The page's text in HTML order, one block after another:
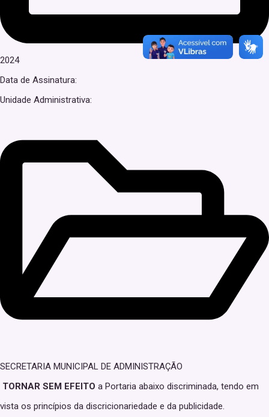
2024
Data de Assinatura:
Unidade Administrativa:
SECRETARIA MUNICIPAL DE ADMINISTRAÇÃO
TORNAR SEM EFEITO a Portaria abaixo discriminada, tendo em
vista os princípios da discricionariedade e da publicidade.